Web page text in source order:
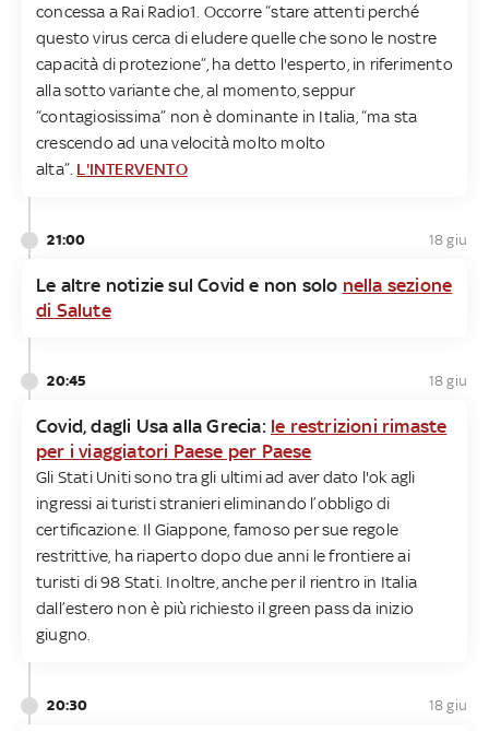
concessa a Rai Radio1. Occorre “stare attenti perché
questo virus cerca di eludere quelle che sono le nostre
capacità di protezione”, ha detto l'esperto, in riferimento
alla sotto variante che, al momento, seppur
“contagiosissima” non è dominante in Italia, “ma sta
crescendo ad una velocità molto molto
alta”. L'INTERVENTO
21:00 18 giu
Le altre notizie sul Covid e non solo nella sezione
di Salute
20:45 18 giu
Covid, dagli Usa alla Grecia: le restrizioni rimaste
per i viaggiatori Paese per Paese
Gli Stati Uniti sono tra gli ultimi ad aver dato l'ok agli
ingressi ai turisti stranieri eliminando l’obbligo di
certificazione. Il Giappone, famoso per sue regole
restrittive, ha riaperto dopo due anni le frontiere ai
turisti di 98 Stati. Inoltre, anche per il rientro in Italia
dall’estero non è più richiesto il green pass da inizio
giugno.
20:30 18 giu